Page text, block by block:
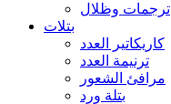
ترجمات وظلال
بتلات
كاريكاتير العدد
ترنيمة العدد
مرافئ الشعور
بتلة ورد